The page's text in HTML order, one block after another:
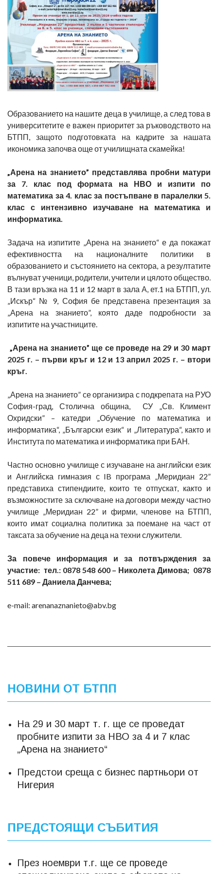
Образованието на нашите деца в училище, а след това в
университетите е важен приоритет за ръководството на
БТПП, защото подготовката на кадрите за нашата
икономика започва още от училищната скамейка!
„Арена на знанието” представлява пробни матури
за 7. клас под формата на НВО и изпити по
математика за 4. клас за постъпване в паралелки 5.
клас с интензивно изучаване на математика и
информатика.
Задача на изпитите „Арена на знанието“ е да покажат
ефективността на националните политики в
образованието и състоянието на сектора, а резултатите
вълнуват ученици, родители, учители и цялото общество.
В тази връзка на 11 и 12 март в зала А, ет.1 на БТПП, ул.
„Искър“ № 9, София бе представена презентация за
„Арена на знанието”, която даде подробности за
изпитите на участниците.
„Арена на знанието” ще се проведе на 29 и 30 март
2025 г. – първи кръг и 12 и 13 април 2025 г. – втори
кръг.
„Арена на знанието” се организира с подкрепата на РУО
София-град, Столична община, СУ „Св. Климент
Охридски” – катедри „Обучение по математика и
информатика“, „Български език“ и „Литература“, както и
Института по математика и информатика при БАН.
Частно основно училище с изучаване на английски език
и Английска гимназия с IB програма „Меридиан 22”
представиха стипендиите, които те отпускат, както и
възможностите за сключване на договори между частно
училище „Меридиан 22” и фирми, членове на БТПП,
които имат социална политика за поемане на част от
таксата за обучение на деца на техни служители.
За повече информация и за потвърждения за
участие: тел.: 0878 548 600 – Николета Димова; 0878
511 689 – Даниела Данчева;
e-mail: arenanaznanieto@abv.bg
НОВИНИ ОТ БТПП
На 29 и 30 март т. г. ще се проведат
пробните изпити за НВО за 4 и 7 клас
„Арена на знанието“
Предстои среща с бизнес партньори от
Нигерия
ПРЕДСТОЯЩИ СЪБИТИЯ
През ноември т.г. ще се проведе